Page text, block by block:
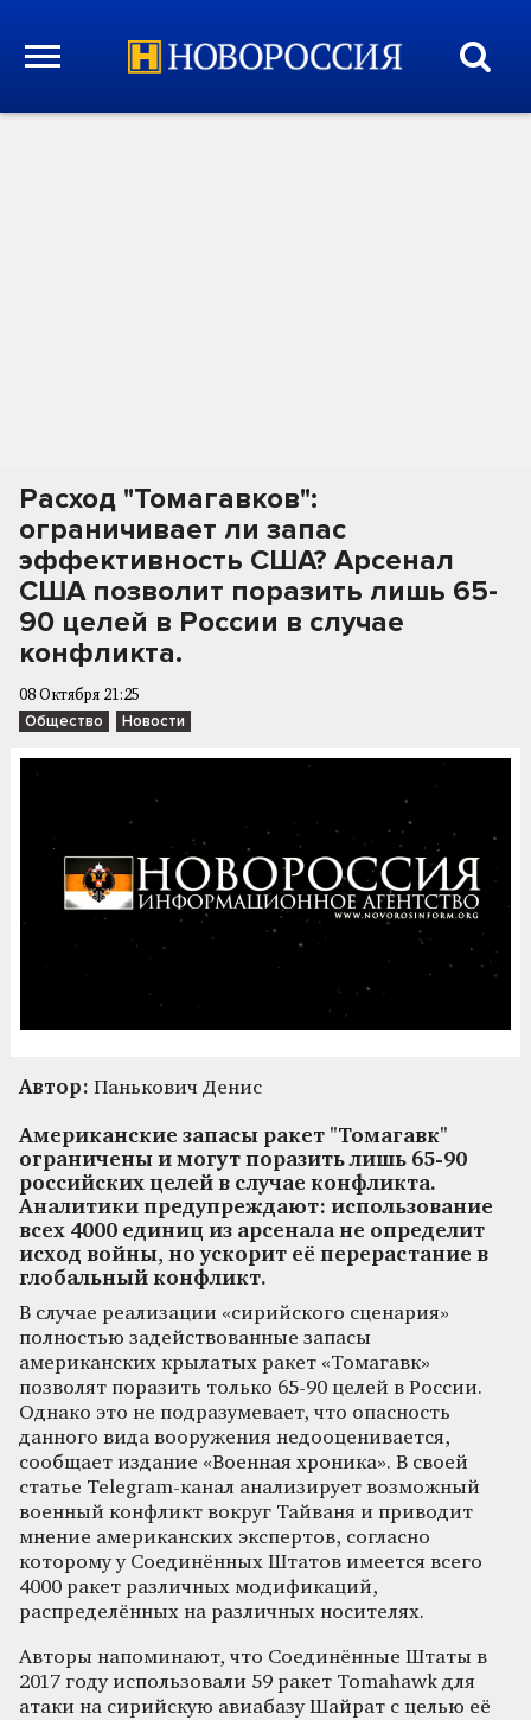
Расход "Томагавков":
ограничивает ли запас
эффективность США? Арсенал
США позволит поразить лишь 65-
90 целей в России в случае
конфликта.
08 Октября 21:25
Общество Новости
Автор: Панькович Денис
Американские запасы ракет "Томагавк"
ограничены и могут поразить лишь 65-90
российских целей в случае конфликта.
Аналитики предупреждают: использование
всех 4000 единиц из арсенала не определит
исход войны, но ускорит её перерастание в
глобальный конфликт.
В случае реализации «сирийского сценария»
полностью задействованные запасы
американских крылатых ракет «Томагавк»
позволят поразить только 65-90 целей в России.
Однако это не подразумевает, что опасность
данного вида вооружения недооценивается,
сообщает издание «Военная хроника». В своей
статье Telegram-канал анализирует возможный
военный конфликт вокруг Тайваня и приводит
мнение американских экспертов, согласно
которому у Соединённых Штатов имеется всего
4000 ракет различных модификаций,
распределённых на различных носителях.
Авторы напоминают, что Соединённые Штаты в
2017 году использовали 59 ракет Tomahawk для
атаки на сирийскую авиабазу Шайрат с целью её